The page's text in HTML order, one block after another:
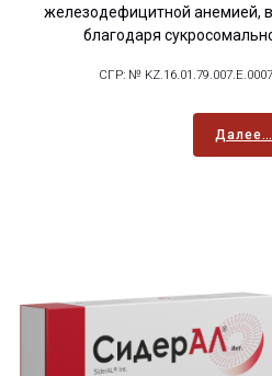
железодефицитной анемией,
благодаря
СГР: №
Далее…